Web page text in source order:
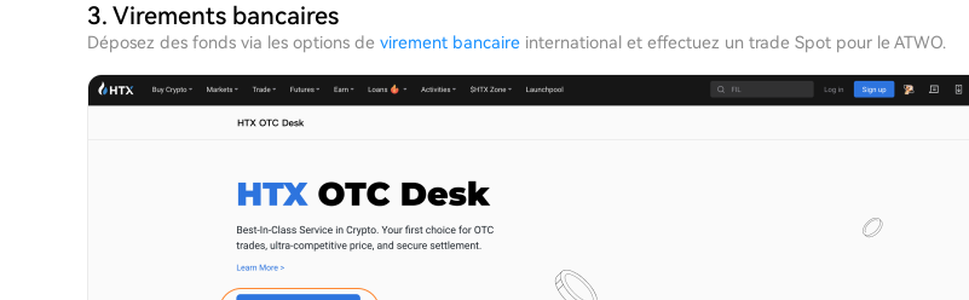
3. Virements bancaires
Déposez des fonds via les options de virement bancaire international et effectuez un trade Spot pour le ATWO.